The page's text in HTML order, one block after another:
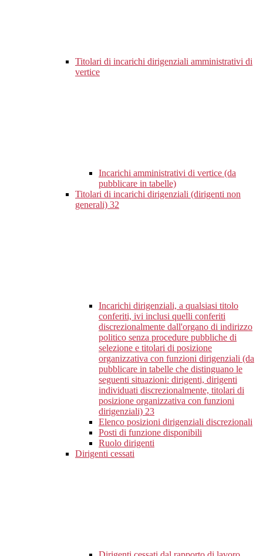
Titolari di incarichi dirigenziali amministrativi di
vertice
Incarichi amministrativi di vertice (da
pubblicare in tabelle)
Titolari di incarichi dirigenziali (dirigenti non
generali) 32
Incarichi dirigenziali, a qualsiasi titolo
conferiti, ivi inclusi quelli conferiti
discrezionalmente dall'organo di indirizzo
politico senza procedure pubbliche di
selezione e titolari di posizione
organizzativa con funzioni dirigenziali (da
pubblicare in tabelle che distinguano le
seguenti situazioni: dirigenti, dirigenti
individuati discrezionalmente, titolari di
posizione organizzativa con funzioni
dirigenziali) 23
Elenco posizioni dirigenziali discrezionali
Posti di funzione disponibili
Ruolo dirigenti
Dirigenti cessati